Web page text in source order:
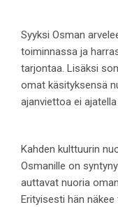
Syyksi Osman
toiminnassa ja
tarjontaa. Lisäksi
omat käsityksensä
ajanviettoa ei
Kahden kulttuurin
Osmanille on
auttavat nuoria
Erityisesti hän